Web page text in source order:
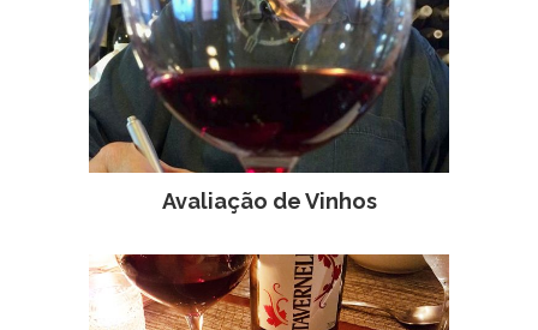
Avaliação de Vinhos